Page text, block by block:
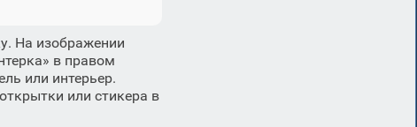
На изображении
в правом
или интерьер.
или стикера в